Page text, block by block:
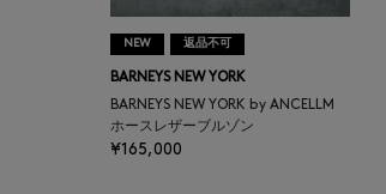
ATHLETICS FTWR
ATTO VANNUCCI
FIRENZE
NEW 返品不可
BARNEYS NEW YORK
BARNEYS NEW YORK by ANCELLM
ホースレザーブルゾン
¥165,000